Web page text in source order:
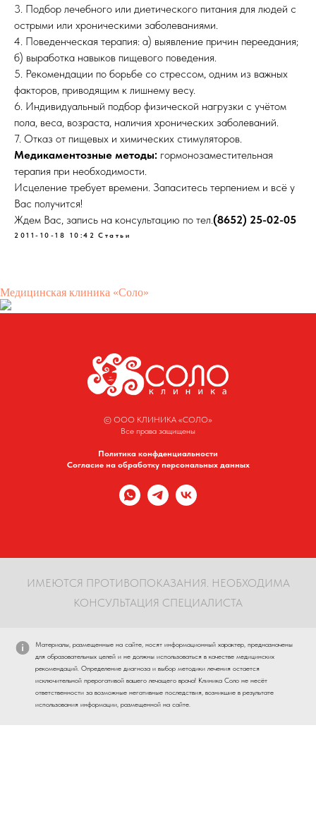
3. Подбор лечебного или диетического питания для людей с
острыми или хроническими заболеваниями.
4. Поведенческая терапия: а) выявление причин переедания;
б) выработка навыков пищевого поведения.
5. Рекомендации по борьбе со стрессом, одним из важных
факторов, приводящим к лишнему весу.
6. Индивидуальный подбор физической нагрузки с учётом
пола, веса, возраста, наличия хронических заболеваний.
7. Отказ от пищевых и химических стимуляторов.
Медикаментозные методы: гормонозаместительная
терапия при необходимости.
Исцеление требует времени. Запаситесь терпением и всё у
Вас получится!
Ждем Вас, запись на консультацию по тел. (8652) 25-02-05
2011-10-18 10:42 Статьи
Медицинская клиника «Соло»
© ООО КЛИНИКА «СОЛО»
Все права защищены
Политика конфденциальности
Согласие на обработку персональных данных
ИМЕЮТСЯ ПРОТИВОПОКАЗАНИЯ. НЕОБХОДИМА
КОНСУЛЬТАЦИЯ СПЕЦИАЛИСТА
Материалы, размещенные на сайте, носят информационный характер, предназначены
для образовательных целей и не должны использоваться в качестве медицинских
рекомендаций. Определение диагноза и выбор методики лечения остается
исключительной прерогативой вашего лечащего врача! Клиника Соло не несёт
ответственности за возможные негативные последствия, возникшие в результате
использования информации, размещенной на сайте.